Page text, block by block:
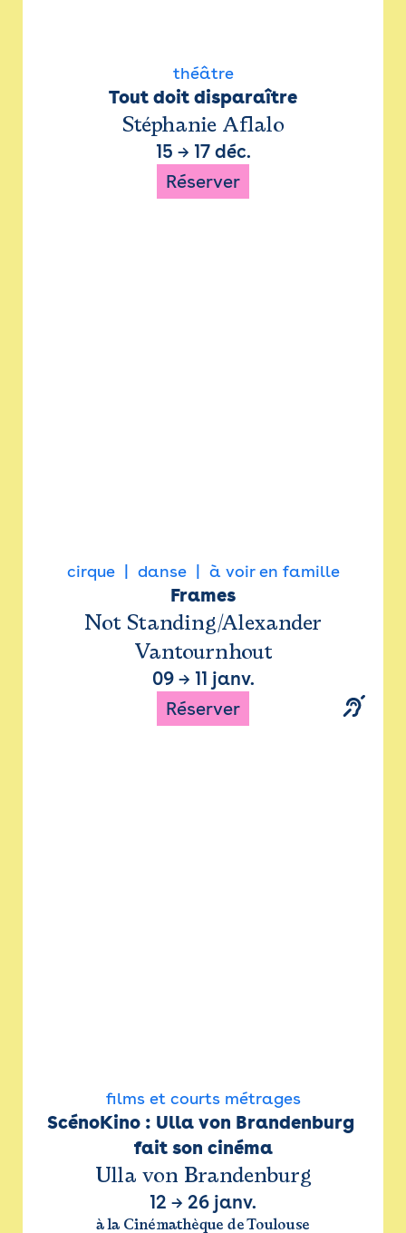
théâtre
Tout doit disparaître
Stéphanie Aflalo
15 → 17 déc.
Réserver
cirque danse à voir en famille
Frames
Not Standing/Alexander
Vantournhout
09→ 11 janv.
Réserver
films et courts métrages
ScénoKino : Ulla von Brandenburg
fait son cinéma
Ulla von Brandenburg
12 → 26 janv.
à la Cinémathèque de Toulouse